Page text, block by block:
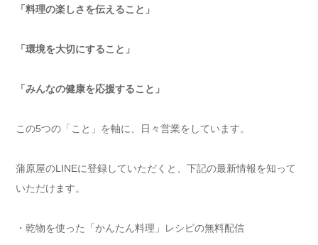
「料理の楽しさを伝えること」
「環境を大切にすること」
「みんなの健康を応援すること」
この5つの「こと」を軸に、日々営業をしています。
蒲原屋のLINEに登録していただくと、下記の最新情報を知って
いただけます。
・乾物を使った「かんたん料理」レシピの無料配信